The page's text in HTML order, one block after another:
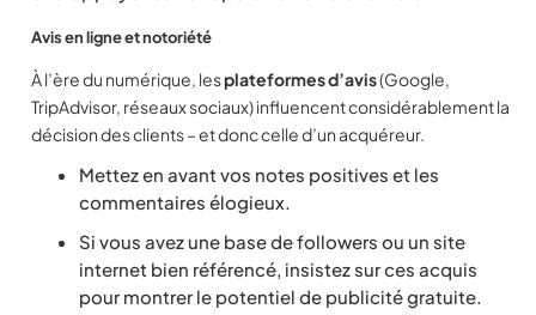
Avis en ligne et notoriété
À l’ère du numérique, lesplateformes d’avis(Google,
TripAdvisor, réseaux sociaux) influencent considérablement la
décision des clients – et donc celle d’un acquéreur.
Mettez en avant vos notes positives et les
commentaires élogieux.
Si vous avez une base de followers ou un site
internet bien référencé, insistez sur ces acquis
pour montrer le potentiel de publicité gratuite.